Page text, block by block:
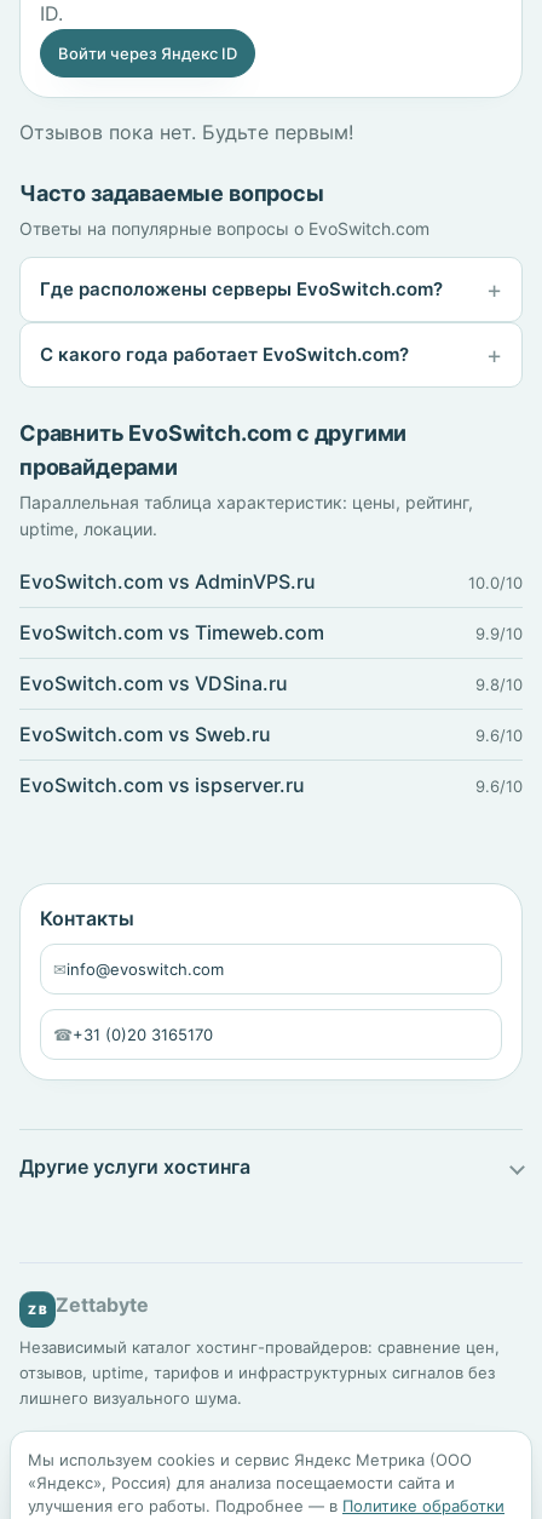
ID.
Войти через Яндекс ID
Отзывов пока нет. Будьте первым!
Часто задаваемые вопросы
Ответы на популярные вопросы о EvoSwitch.com
Где расположены серверы EvoSwitch.com?
С какого года работает EvoSwitch.com?
Сравнить EvoSwitch.com с другими
провайдерами
Параллельная таблица характеристик: цены, рейтинг,
uptime, локации.
EvoSwitch.com vs AdminVPS.ru 10.0/10
EvoSwitch.com vs Timeweb.com 9.9/10
EvoSwitch.com vs VDSina.ru 9.8/10
EvoSwitch.com vs Sweb.ru 9.6/10
EvoSwitch.com vs ispserver.ru 9.6/10
Контакты
✉info@evoswitch.com
☎+31 (0)20 3165170
Другие услуги хостинга
ZB Zettabyte
Независимый каталог хостинг-провайдеров: сравнение цен,
отзывов, uptime, тарифов и инфраструктурных сигналов без
лишнего визуального шума.
Шаблоны сайтовБлогМетодология
Мы используем cookies и сервис Яндекс Метрика (ООО
«Яндекс», Россия) для анализа посещаемости сайта и
улучшения его работы. Подробнее — в Политике обработки